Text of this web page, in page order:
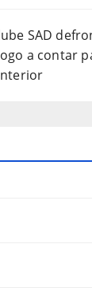
SAD
a contar